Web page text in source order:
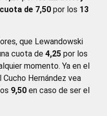
de 7,50 por los 13
que Lewandowski
cuota de 4,25 por los
momento. Ya en el
Hernández vea
9,50 en caso de ser el